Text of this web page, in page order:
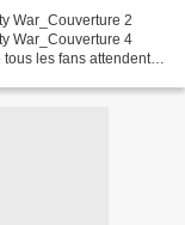
War_Couverture 2
War_Couverture 4
les fans attendent,